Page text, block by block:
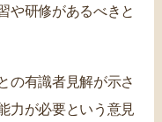
や研修があるべきと
の有識者見解が示さ
力が必要という意見